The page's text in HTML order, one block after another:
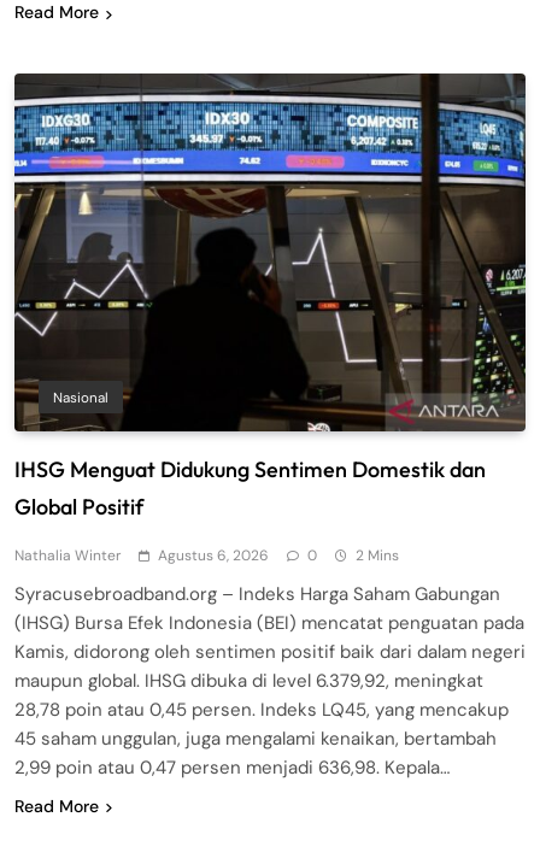
Read More
Nasional
IHSG Menguat Didukung Sentimen Domestik dan
Global Positif
Nathalia Winter Agustus 6, 2026 0 2 Mins
Syracusebroadband.org – Indeks Harga Saham Gabungan
(IHSG) Bursa Efek Indonesia (BEI) mencatat penguatan pada
Kamis, didorong oleh sentimen positif baik dari dalam negeri
maupun global. IHSG dibuka di level 6.379,92, meningkat
28,78 poin atau 0,45 persen. Indeks LQ45, yang mencakup
45 saham unggulan, juga mengalami kenaikan, bertambah
2,99 poin atau 0,47 persen menjadi 636,98. Kepala…
Read More